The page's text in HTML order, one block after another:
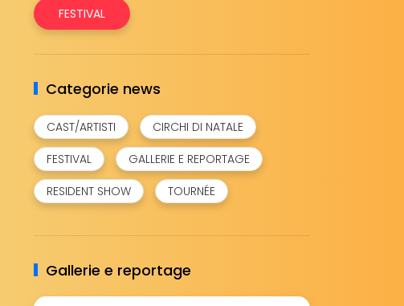
FESTIVAL
Categorie news
CAST/ARTISTI
CIRCHI DI NATALE
FESTIVAL
GALLERIE E REPORTAGE
RESIDENT SHOW
TOURNÉE
Gallerie e reportage